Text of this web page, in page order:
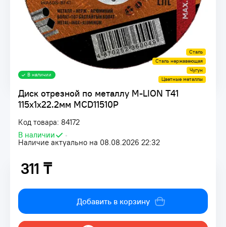
Диск отрезной по металлу M-LION Т41
115х1х22.2мм MCD11510P
Код товара: 84172
В наличии
•
Наличие актуально на 08.08.2026 22:32
В наличии
Сталь
Сталь нержавеющая
Чугун
Цветные металлы
311 ₸
311 ₸
Добавить в корзину